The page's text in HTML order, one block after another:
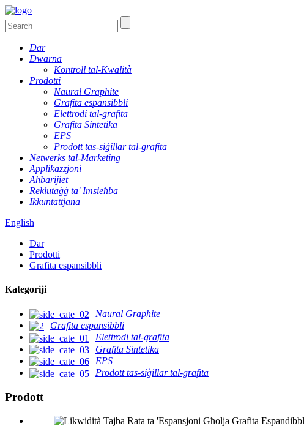
Dar
Dwarna
Kontroll tal-Kwalità
Prodotti
Naural Graphite
Grafita espansibbli
Elettrodi tal-grafita
Grafita Sintetika
EPS
Prodott tas-siġillar tal-grafita
Netwerks tal-Marketing
Applikazzjoni
Aħbarijiet
Reklutaġġ ta' Imsieħba
Ikkuntattjana
English
Dar
Prodotti
Grafita espansibbli
Kategoriji
Naural Graphite
Grafita espansibbli
Elettrodi tal-grafita
Grafita Sintetika
EPS
Prodott tas-siġillar tal-grafita
Prodott